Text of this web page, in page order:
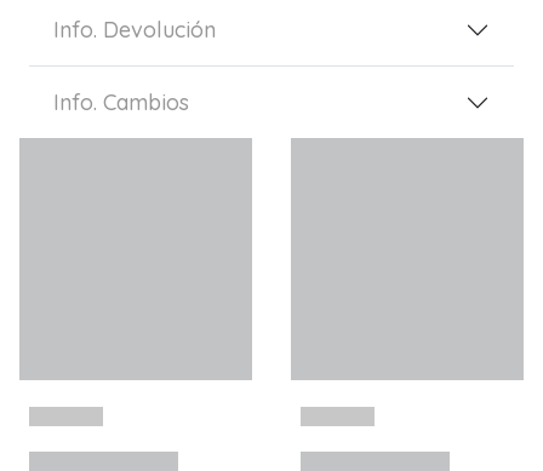
Info. Devolución
Info. Cambios